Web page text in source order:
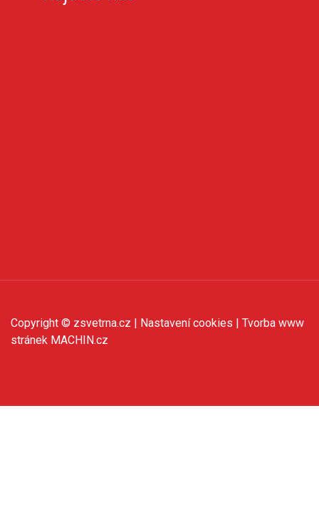
Copyright © zsvetrna.cz | Nastavení cookies | Tvorba www
stránek MACHIN.cz